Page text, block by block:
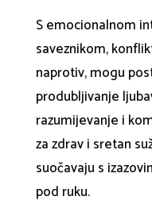
S emocionalnom
saveznikom,
naprotiv, mogu
produbljivanje
razumijevanje i
za zdrav i sretan
suočavaju s
pod ruku.